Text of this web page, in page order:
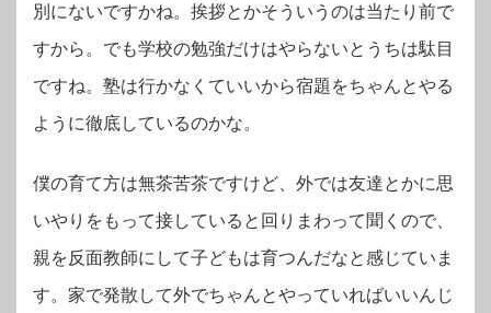
別にないですかね。挨拶とかそういうのは当たり前で
すから。でも学校の勉強だけはやらないとうちは駄目
ですね。塾は行かなくていいから宿題をちゃんとやる
ように徹底しているのかな。
僕の育て方は無茶苦茶ですけど、外では友達とかに思
いやりをもって接していると回りまわって聞くので、
親を反面教師にして子どもは育つんだなと感じていま
す。家で発散して外でちゃんとやっていればいいんじ